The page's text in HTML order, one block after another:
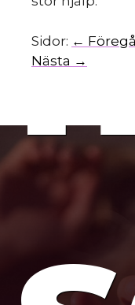
Sidor: ←
Nästa →